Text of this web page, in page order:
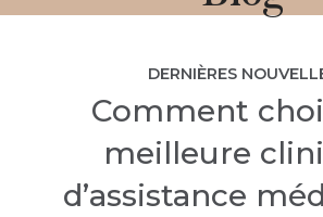
DERNIÈRES
Comment
meilleure
d’assistance